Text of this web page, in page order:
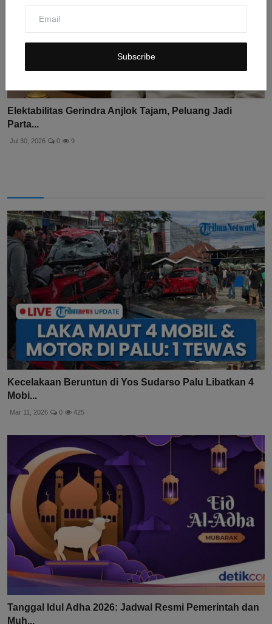
Subscribe
Elektabilitas Gerindra Anjlok Tajam, Peluang Jadi
Parta...
Jul 30, 2026 0 9
Kecelakaan Beruntun di Yos Sudarso Palu Libatkan 4
Mobi...
Mar 11, 2026 0 425
Tanggal Idul Adha 2026: Jadwal Resmi Pemerintah dan
Muh...